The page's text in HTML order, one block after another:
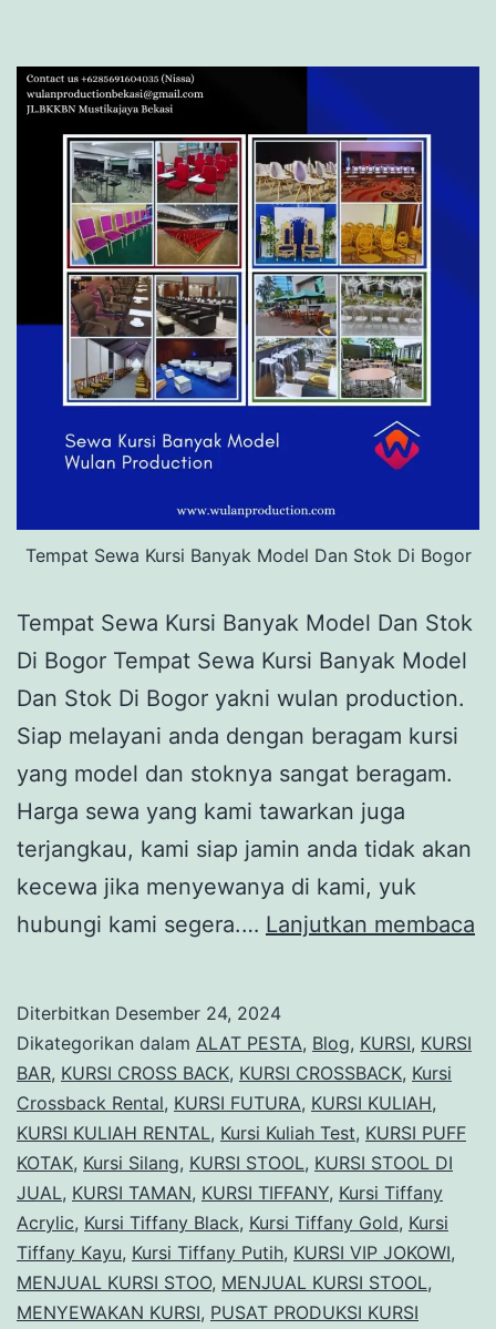
Tempat Sewa Kursi Banyak Model Dan Stok Di Bogor
Tempat Sewa Kursi Banyak Model Dan Stok
Di Bogor Tempat Sewa Kursi Banyak Model
Dan Stok Di Bogor yakni wulan production.
Siap melayani anda dengan beragam kursi
yang model dan stoknya sangat beragam.
Harga sewa yang kami tawarkan juga
terjangkau, kami siap jamin anda tidak akan
kecewa jika menyewanya di kami, yuk
hubungi kami segera.… Lanjutkan membaca
Diterbitkan Desember 24, 2024
Dikategorikan dalam ALAT PESTA, Blog, KURSI, KURSI
BAR, KURSI CROSS BACK, KURSI CROSSBACK, Kursi
Crossback Rental, KURSI FUTURA, KURSI KULIAH,
KURSI KULIAH RENTAL, Kursi Kuliah Test, KURSI PUFF
KOTAK, Kursi Silang, KURSI STOOL, KURSI STOOL DI
JUAL, KURSI TAMAN, KURSI TIFFANY, Kursi Tiffany
Acrylic, Kursi Tiffany Black, Kursi Tiffany Gold, Kursi
Tiffany Kayu, Kursi Tiffany Putih, KURSI VIP JOKOWI,
MENJUAL KURSI STOO, MENJUAL KURSI STOOL,
MENYEWAKAN KURSI, PUSAT PRODUKSI KURSI